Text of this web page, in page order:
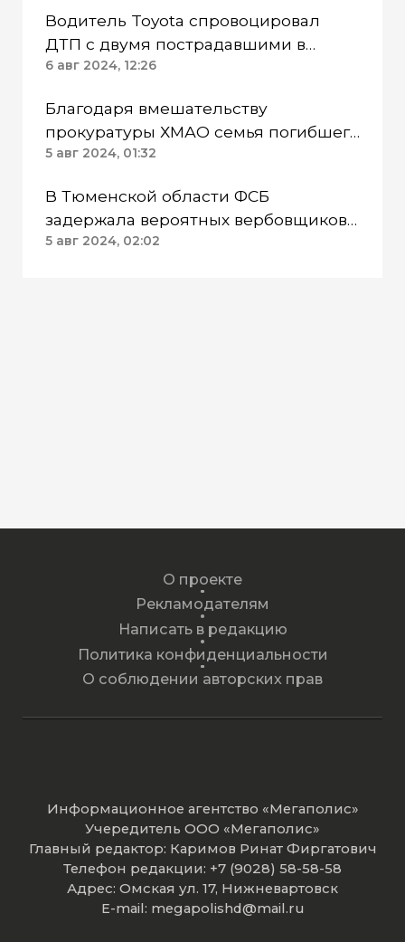
Водитель Toyota спровоцировал
ДТП с двумя пострадавшими в
Сургуте ХМАО
6 авг 2024, 12:26
Благодаря вмешательству
прокуратуры ХМАО семья погибшего
бойца СВО смогла получить выплату
5 авг 2024, 01:32
В Тюменской области ФСБ
задержала вероятных вербовщиков
в Сирию
5 авг 2024, 02:02
О проекте
Рекламодателям
Написать в редакцию
Политика конфиденциальности
О соблюдении авторских прав
Информационное агентство «Мегаполис»
Учередитель ООО «Мегаполис»
Главный редактор: Каримов Ринат Фиргатович
Телефон редакции: +7 (9028) 58-58-58
Адрес: Омская ул. 17, Нижневартовск
E-mail: megapolishd@mail.ru